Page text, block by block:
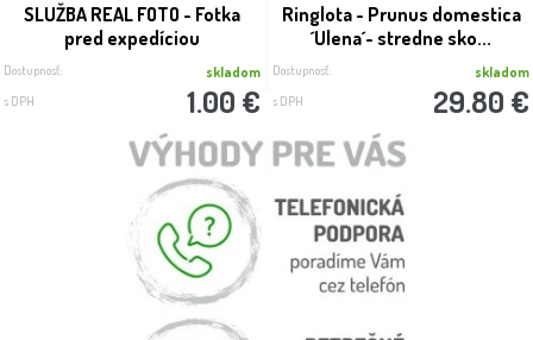
SLUŽBA REAL FOTO - Fotka
pred expedíciou
Dostupnosť: skladom
s DPH 1.00 €
Ringlota - Prunus domestica
´Ulena´- stredne sko...
Dostupnosť: skladom
s DPH 29.80 €